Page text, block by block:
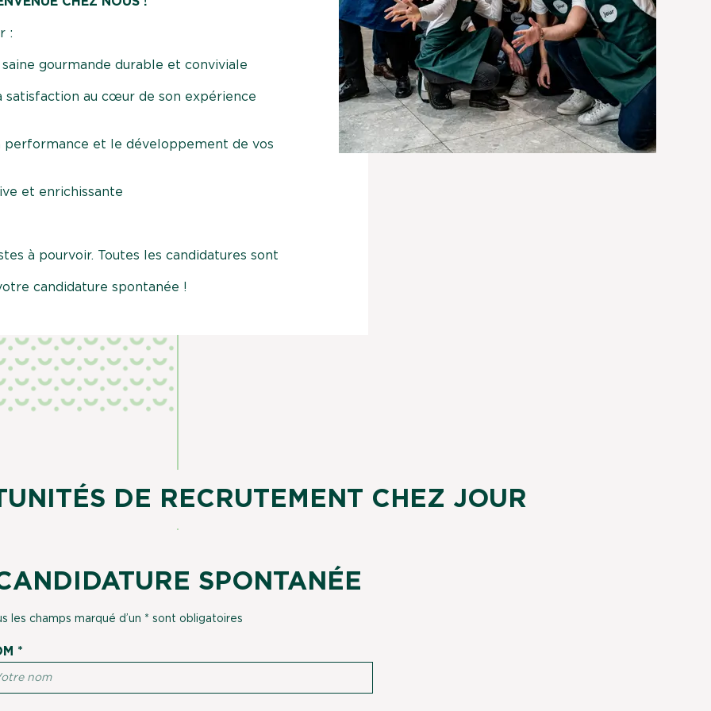
:
gourmande durable et conviviale
satisfaction au cœur de son expérience
performance et le développement de vos
et enrichissante
à pourvoir. Toutes les candidatures sont
candidature spontanée !
DE RECRUTEMENT CHEZ JOUR
SPONTANÉE
les champs marqué d’un * sont obligatoires
*